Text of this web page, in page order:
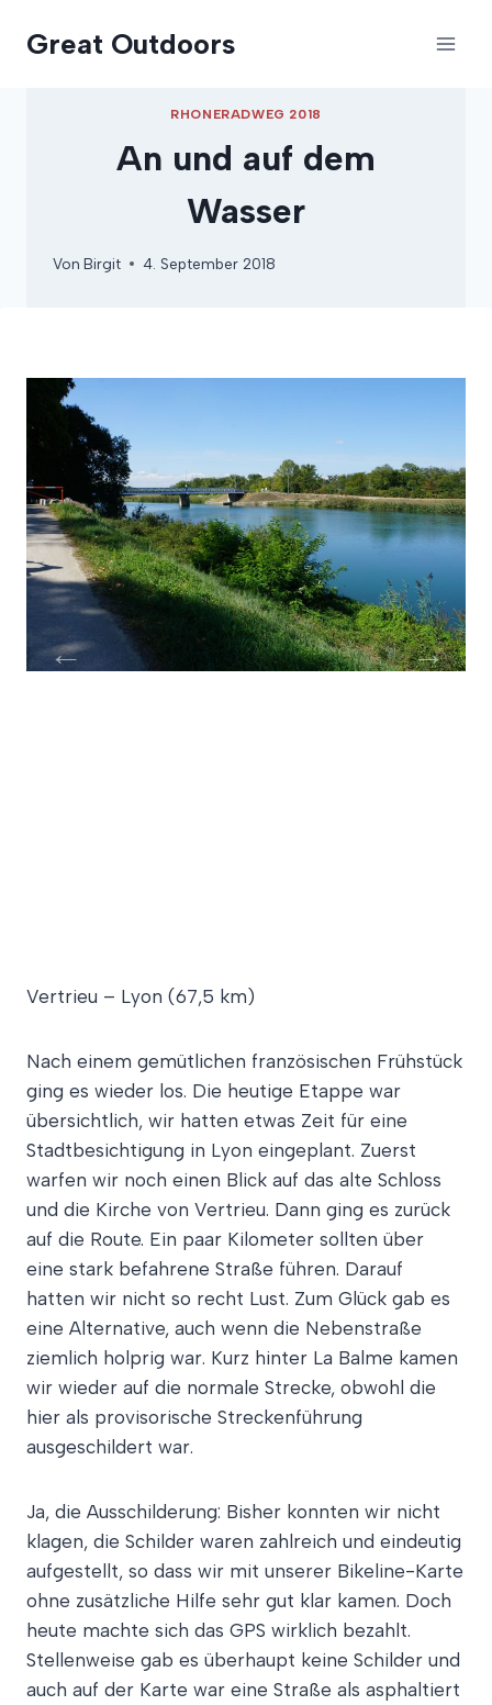
InhaltGreat Outdoors
RHONERADWEG 2018
An und auf dem
Wasser
Von Birgit 4. September 2018
Vertrieu – Lyon (67,5 km)
Nach einem gemütlichen französischen Frühstück
ging es wieder los. Die heutige Etappe war
übersichtlich, wir hatten etwas Zeit für eine
Stadtbesichtigung in Lyon eingeplant. Zuerst
warfen wir noch einen Blick auf das alte Schloss
und die Kirche von Vertrieu. Dann ging es zurück
auf die Route. Ein paar Kilometer sollten über
eine stark befahrene Straße führen. Darauf
hatten wir nicht so recht Lust. Zum Glück gab es
eine Alternative, auch wenn die Nebenstraße
ziemlich holprig war. Kurz hinter La Balme kamen
wir wieder auf die normale Strecke, obwohl die
hier als provisorische Streckenführung
ausgeschildert war.
Ja, die Ausschilderung: Bisher konnten wir nicht
klagen, die Schilder waren zahlreich und eindeutig
aufgestellt, so dass wir mit unserer Bikeline-Karte
ohne zusätzliche Hilfe sehr gut klar kamen. Doch
heute machte sich das GPS wirklich bezahlt.
Stellenweise gab es überhaupt keine Schilder und
auch auf der Karte war eine Straße als asphaltiert